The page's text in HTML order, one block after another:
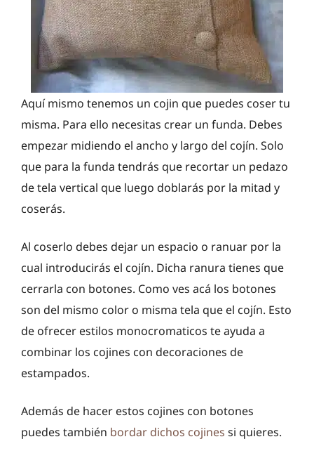
Aquí mismo tenemos un cojin que puedes coser tu
misma. Para ello necesitas crear un funda. Debes
empezar midiendo el ancho y largo del cojín. Solo
que para la funda tendrás que recortar un pedazo
de tela vertical que luego doblarás por la mitad y
coserás.
Al coserlo debes dejar un espacio o ranuar por la
cual introducirás el cojín. Dicha ranura tienes que
cerrarla con botones. Como ves acá los botones
son del mismo color o misma tela que el cojín. Esto
de ofrecer estilos monocromaticos te ayuda a
combinar los cojines con decoraciones de
estampados.
Además de hacer estos cojines con botones
puedes también bordar dichos cojines si quieres.